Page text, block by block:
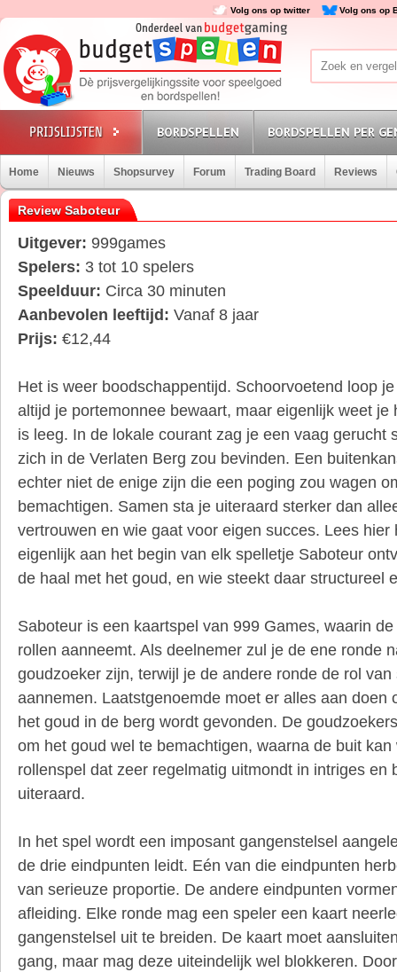
Volg ons op twitter Volg ons op
BORDSPELLEN BORDSPELLEN PER
Home Nieuws Shopsurvey Forum Trading Board Reviews
Review Saboteur
Uitgever: 999games
Spelers: 3 tot 10 spelers
Speelduur: Circa 30 minuten
Aanbevolen leeftijd: Vanaf 8 jaar
Prijs: €12,44
Het is weer boodschappentijd. Schoorvoetend loop
altijd je portemonnee bewaart, maar eigenlijk weet je
is leeg. In de lokale courant zag je een vaag gerucht
zich in de Verlaten Berg zou bevinden. Een
echter niet de enige zijn die een poging zou wagen
bemachtigen. Samen sta je uiteraard sterker dan
vertrouwen en wie gaat voor eigen succes. Lees hier
eigenlijk aan het begin van elk spelletje Saboteur
de haal met het goud, en wie steekt daar structureel
Saboteur is een kaartspel van 999 Games, waarin
rollen aanneemt. Als deelnemer zul je de ene ronde
goudzoeker zijn, terwijl je de andere ronde de rol van
aannemen. Laatstgenoemde moet er alles aan doen
het goud in de berg wordt gevonden. De
om het goud wel te bemachtigen, waarna de buit
rollenspel dat zeer regelmatig uitmondt in intriges en
uiteraard.
In het spel wordt een imposant gangenstelsel
de drie eindpunten leidt. Eén van die eindpunten
van serieuze proportie. De andere eindpunten
afleiding. Elke ronde mag een speler een kaart
gangenstelsel uit te breiden. De kaart moet
gang, maar mag deze uiteindelijk wel blokkeren.